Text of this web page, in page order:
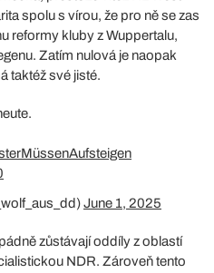
spolu s vírou, že pro ně se zas
reformy kluby z Wuppertalu,
Zatím nulová je naopak
taktéž své jisté.
June 1, 2025
zůstávají oddíly z oblastí
NDR. Zároveň tento